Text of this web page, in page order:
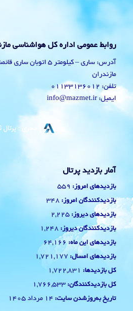
روابط عمومی اداره کل هواشناسی
آدرس: ساری – کیلومتر 5
مازندران
تلفن: 01133136012
ایمیل: info@mazmet.ir
آمار بازدید پرتال
بازدیدهای امروز: 559
بازدیدکنندگان امروز: 348
بازدیدهای دیروز: 2,225
بازدیدکنندگان دیروز: 1,248
بازدیدهای این ماه: 64,166
بازدیدهای امسال: 1,721,177
کل بازدیدها: 1,722,831
کل بازدیدکنند‌گان: 1,766,533
تاریخ به‌روزشدن سایت: 14 مرداد 1405